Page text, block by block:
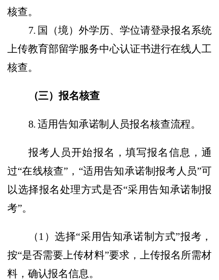
核查。
7. 国 （境）外学历、学位请登录报名系统
上传教育部留学服务中心认证书进行在线人工
核查。
（三）报名核查
8. 适用告知承诺制人员报名核查流程。
报考人员开始报名，填写报名信息，通
过“在线核查” ， “适用告知承诺制报考人员”可
以选择报名处理方式是否“采用告知承诺制报
考”。
（ 1 ）选择“采用告知承诺制方式”报考，
按“是否需要上传材料”要求，上传报名所需材
料，确认报名信息。